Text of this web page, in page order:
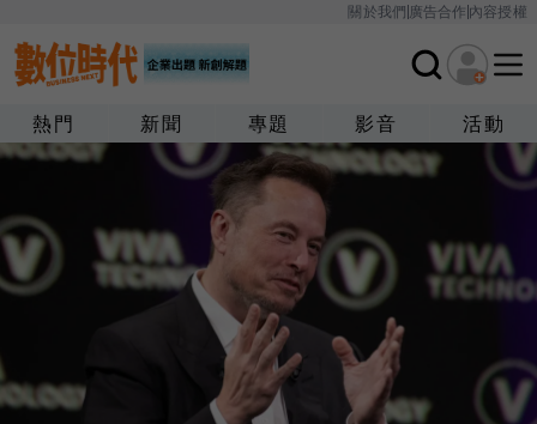
關於我們廣告合作內容授權
熱門 新聞 專題 影音 活動